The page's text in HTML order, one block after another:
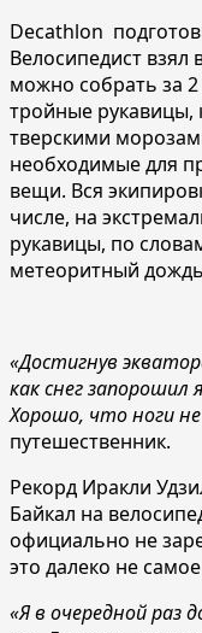
Decathlon
Велосипедист взял
можно собрать за 2
тройные
тверскими
необходимые для
вещи. Вся
числе, на
рукавицы, по
метеоритный
«Достигнув
как снег запорошил
Хорошо, что ноги
путешественник.
Рекорд Иракли
Байкал на
официально не
это далеко не
«Я в очередной раз